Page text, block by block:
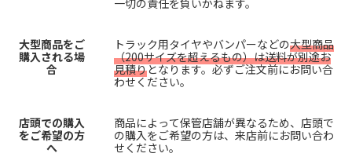
一切の責任を負いかねます。
大型商品をご
購入される場
合
トラック用タイヤやバンパーなどの大型商品
（200サイズを超えるもの）は送料が別途お
見積りとなります。必ずご注文前にお問い合
わせください。
店頭での購入
をご希望の方
へ
商品によって保管店舗が異なるため、店頭で
の購入をご希望の方は、来店前にお問い合わ
せください。